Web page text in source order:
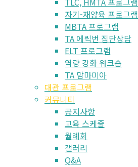
자기-재양육 프로그램
MBTA 프로그램
TA 에릭번 집단상담
ELT 프로그램
역량 강화 워크숍
TA 맘마미아
대관 프로그램
커뮤니티
공지사항
교육 스케줄
월례회
갤러리
Q&A